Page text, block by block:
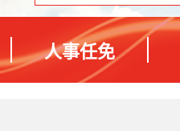
人事任免